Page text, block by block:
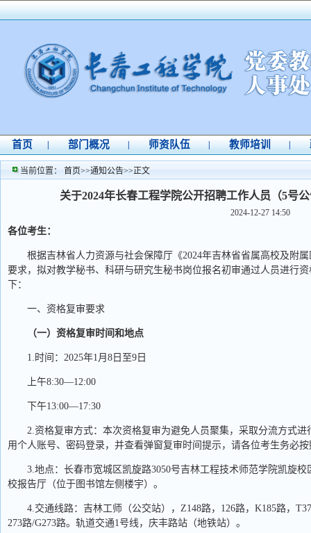
首页 部门概况 师资队伍 教师培训
当前位置： 首页>>通知公告>>正文
关于2024年长春工程学院公开招聘工作人员（5号
2024-12-27 14:50
各位考生：
根据吉林省人力资源与社会保障厅《2024年吉林省省属高校及附
要求，拟对教学秘书、科研与研究生秘书岗位报名初审通过人员进行
下：
一、资格复审要求
（一）资格复审时间和地点
1.时间：2025年1月8日至9日
上午8:30—12:00
下午13:00—17:30
2.资格复审方式：本次资格复审为避免人员聚集，采取分流方式进
用个人账号、密码登录，并查看弹窗复审时间提示，请各位考生务必
3.地点：长春市宽城区凯旋路3050号吉林工程技术师范学院凯旋
校报告厅（位于图书馆左侧楼宇）。
4.交通线路：吉林工师（公交站），Z148路，126路，K185路，
273路/G273路。轨道交通1号线，庆丰路站（地铁站）。